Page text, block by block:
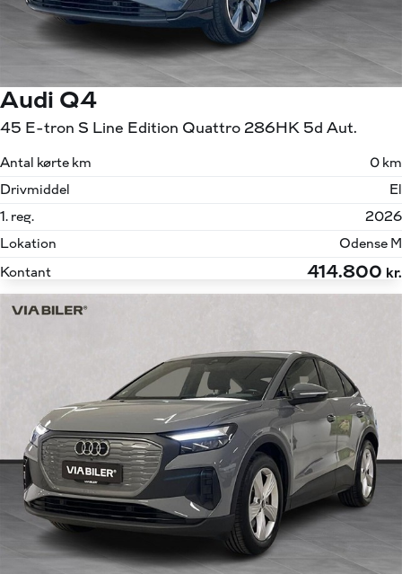
Audi Q4
45 E-tron S Line Edition Quattro 286HK 5d Aut.
Antal kørte km
0 km
Drivmiddel
El
1. reg.
2026
Lokation
Odense M
Kontant
414.800 kr.